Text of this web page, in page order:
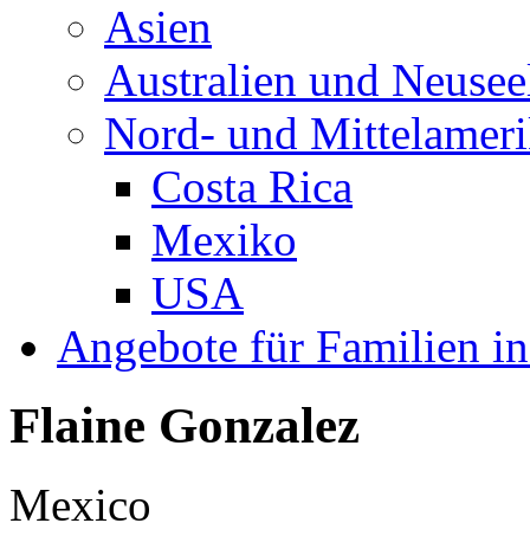
Asien
Australien und
Nord- und
Costa Rica
Mexiko
USA
Angebote für Familien
Flaine Gonzalez
Mexico